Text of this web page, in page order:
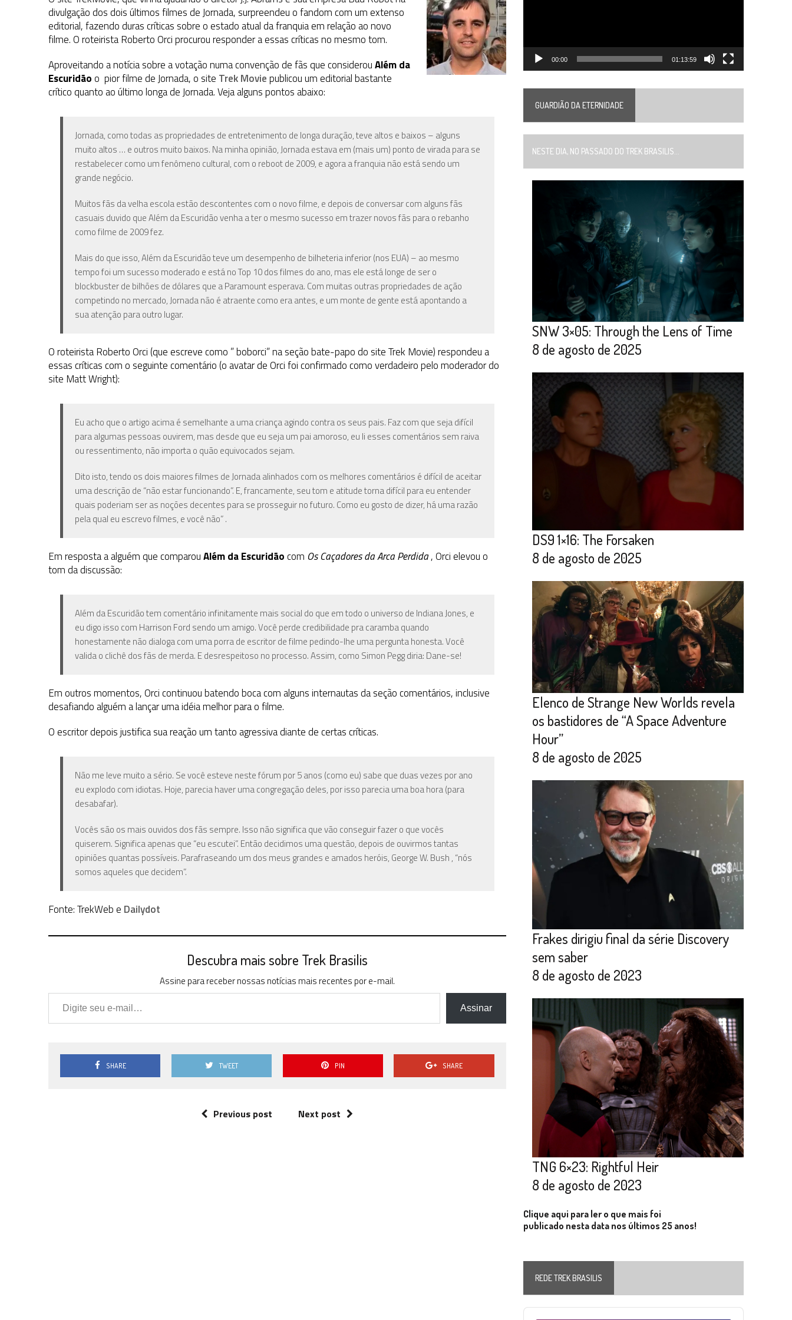
1 DE AGOSTO DE 2026 | ELENCO DE STRANGE NEW WORLDS ENCARA O FIM DE UMA ERA NA SDCC
31 DE JULHO DE 2026 | GRANDES JORNADAS | QUATRO EPISÓDIOS DE STAR TREKSOBRE DIFERENTES PONTOS DE VISTA
7 DE AGOSTO DE 2026 | GRANDES JORNADAS | SEIS EPISÓDIOS DE STAR TREK SOBRE PATERNIDADE
divulgação dos dois últimos filmes de Jornada, surpreendeu o fandom com um extenso
editorial, fazendo duras críticas sobre o estado atual da franquia em relação ao novo
filme. O roteirista Roberto Orci procurou responder a essas críticas no mesmo tom.
Aproveitando a notícia sobre a votação numa convenção de fãs que considerouAlém da
Escuridãoo pior filme de Jornada, o site Trek Moviepublicou um editorial bastante
crítico quanto ao último longa de Jornada. Veja alguns pontos abaixo:
Jornada, como todas as propriedades de entretenimento de longa duração, teve altos e baixos – alguns
muito altos … e outros muito baixos. Na minha opinião, Jornada estava em (mais um) ponto de virada para se
restabelecer como um fenômeno cultural, com o reboot de 2009, e agora a franquia não está sendo um
grande negócio.
Muitos fãs da velha escola estão descontentes com o novo filme, e depois de conversar com alguns fãs
casuais duvido que Além da Escuridão venha a ter o mesmo sucesso em trazer novos fãs para o rebanho
como filme de 2009 fez.
Mais do que isso, Além da Escuridão teve um desempenho de bilheteria inferior (nos EUA) – ao mesmo
tempo foi um sucesso moderado e está no Top 10 dos filmes do ano, mas ele está longe de ser o
blockbuster de bilhões de dólares que a Paramount esperava. Com muitas outras propriedades de ação ​​
competindo no mercado, Jornada não é atraente como era antes, e um monte de gente está apontando a
sua atenção para outro lugar.
O roteirista Roberto Orci (que escreve como ” boborci” na seção bate-papo do site Trek Movie) respondeu a
essas críticas com o seguinte comentário (o avatar de Orci foi confirmado como verdadeiro pelo moderador do
site Matt Wright):
Eu acho que o artigo acima é semelhante a uma criança agindo contra os seus pais. Faz com que seja difícil
para algumas pessoas ouvirem, mas desde que eu seja um pai amoroso, eu li esses comentários sem raiva
ou ressentimento, não importa o quão equivocados sejam.
Dito isto, tendo os dois maiores filmes de Jornada alinhados com os melhores comentários é difícil de aceitar
uma descrição de “não estar funcionando”. E, francamente, seu tom e atitude torna difícil para eu entender
quais poderiam ser as noções decentes para se prosseguir no futuro. Como eu gosto de dizer, há uma razão
pela qual eu escrevo filmes, e você não” .
Em resposta a alguém que comparouAlém da Escuridãocom Os Caçadores da Arca Perdida, Orci elevou o
tom da discussão:
Além da Escuridão tem comentário infinitamente mais social do que em todo o universo de Indiana Jones, e
eu digo isso com Harrison Ford sendo um amigo. Você perde credibilidade pra caramba quando
honestamente não dialoga com uma porra de escritor de filme pedindo-lhe uma pergunta honesta. Você
valida o clichê dos fãs de merda. E desrespeitoso no processo. Assim, como Simon Pegg diria: Dane-se!
Em outros momentos, Orci continuou batendo boca com alguns internautas da seção comentários, inclusive
desafiando alguém a lançar uma idéia melhor para o filme.
O escritor depois justifica sua reação um tanto agressiva diante de certas críticas.
Não me leve muito a sério. Se você esteve neste fórum por 5 anos (como eu) sabe que duas vezes por ano
eu explodo com idiotas. Hoje, parecia haver uma congregação deles, por isso parecia uma boa hora (para
desabafar).
Vocês são os mais ouvidos dos fãs sempre. Isso não significa que vão conseguir fazer o que vocês
quiserem. Significa apenas que “eu escutei”. Então decidimos uma questão, depois de ouvirmos tantas
opiniões quantas possíveis. Parafraseando um dos meus grandes e amados heróis, George W. Bush , “nós
somos aqueles que decidem”.
Fonte: TrekWeb e Dailydot
Descubra mais sobre Trek Brasilis
Assine para receber nossas notícias mais recentes por e-mail.
Digite seu e-mail…
Assinar
SHARE TWEET PIN SHARE
Previous post Next post
00:00 01:13:59
GUARDIÃO DA ETERNIDADE
NESTE DIA, NO PASSADO DO TREK BRASILIS...
SNW 3×05: Through the Lens of Time
8 de agosto de 2025
DS9 1×16: The Forsaken
8 de agosto de 2025
Elenco de Strange New Worlds revela
os bastidores de “A Space Adventure
Hour”
8 de agosto de 2025
Frakes dirigiu final da série Discovery
sem saber
8 de agosto de 2023
TNG 6×23: Rightful Heir
8 de agosto de 2023
Clique aqui para ler o que mais foi
publicado nesta data nos últimos 25 anos!
REDE TREK BRASILIS
Audio